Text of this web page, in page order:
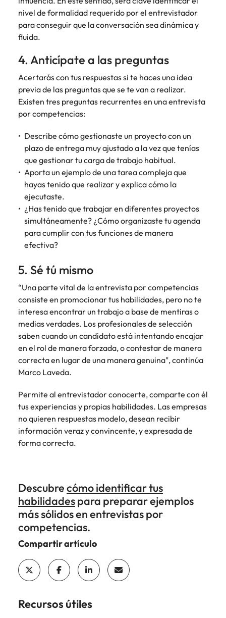
nivel de formalidad requerido por el entrevistador
para conseguir que la conversación sea dinámica y
fluida.
4. Anticípate a las preguntas
Acertarás con tus respuestas si te haces una idea
previa de las preguntas que se te van a realizar.
Existen tres preguntas recurrentes en una entrevista
por competencias:
Describe cómo gestionaste un proyecto con un
plazo de entrega muy ajustado a la vez que tenías
que gestionar tu carga de trabajo habitual.
Aporta un ejemplo de una tarea compleja que
hayas tenido que realizar y explica cómo la
ejecutaste.
¿Has tenido que trabajar en diferentes proyectos
simultáneamente? ¿Cómo organizaste tu agenda
para cumplir con tus funciones de manera
efectiva?
5. Sé tú mismo
“Una parte vital de la entrevista por competencias
consiste en promocionar tus habilidades, pero no te
interesa encontrar un trabajo a base de mentiras o
medias verdades. Los profesionales de selección
saben cuando un candidato está intentando encajar
en el rol de manera forzada, o contestar de manera
correcta en lugar de una manera genuina", continúa
Marco Laveda.
Permite al entrevistador conocerte, comparte con él
tus experiencias y propias habilidades. Las empresas
no quieren respuestas modelo, desean recibir
información veraz y convincente, y expresada de
forma correcta.
Descubrecómo identificar tus
habilidadespara preparar ejemplos
más sólidos en entrevistas por
competencias.
Compartir artículo
Recursos útiles